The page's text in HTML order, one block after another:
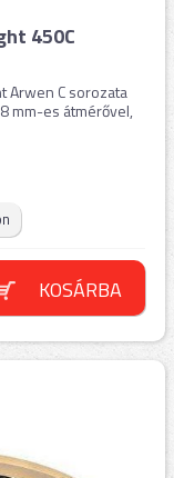
450C
Arwen C sorozata
mm-es átmérővel,
KOSÁRBA